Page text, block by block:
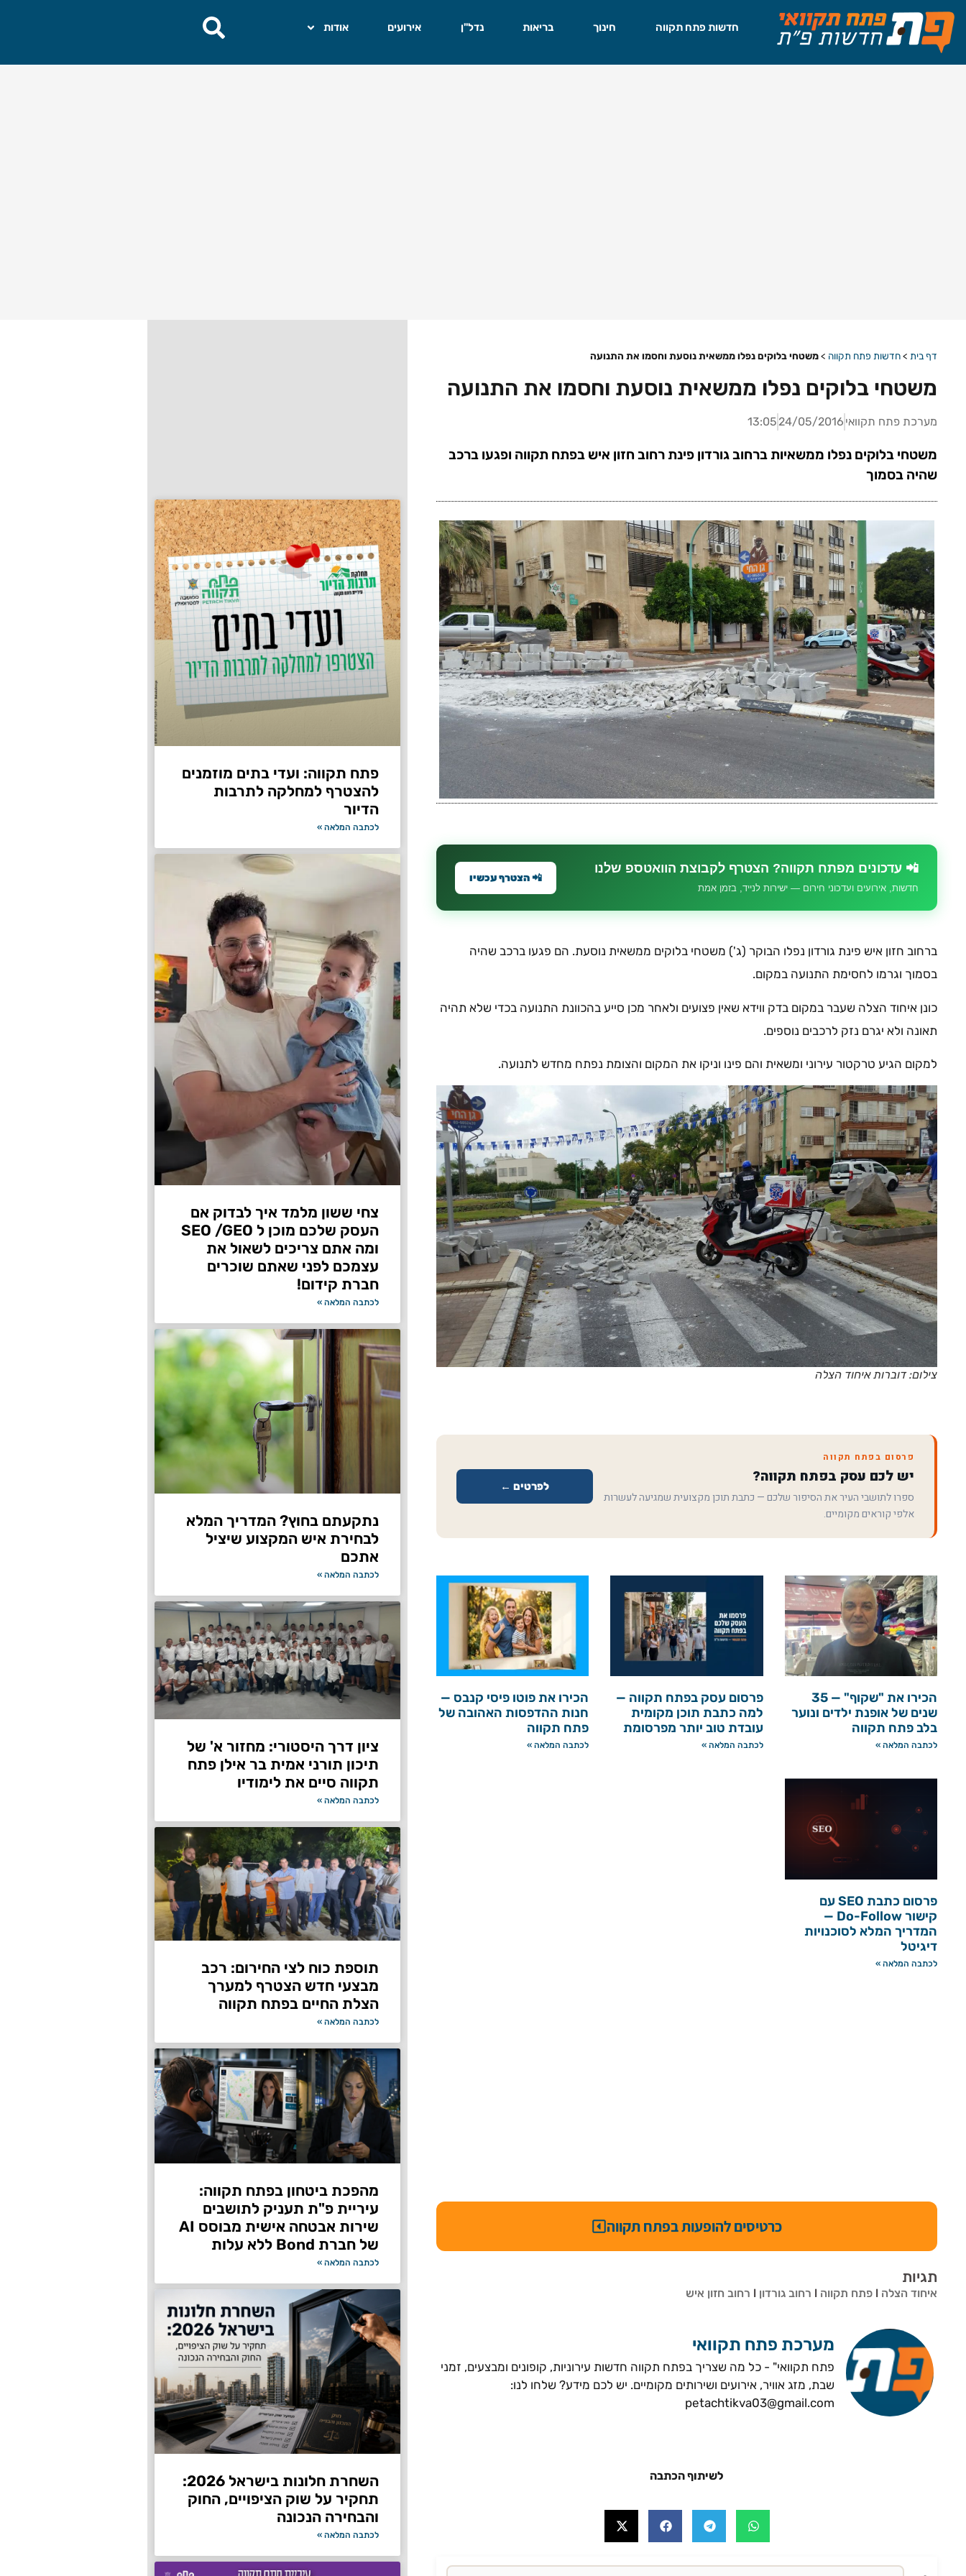
חדשות פתח תקווה חינוך בריאות נדל"ן אירועים אודות
דף בית >חדשות פתח תקווה >משטחי בלוקים נפלו ממשאית נוסעת וחסמו את התנועה
משטחי בלוקים נפלו ממשאית נוסעת וחסמו את התנועה
מערכת פתח תקוואי 24/05/2016
13:05
משטחי בלוקים נפלו ממשאיות ברחוב גורדון פינת רחוב חזון איש בפתח תקווה ופגעו ברכב
שהיה בסמוך
📲 עדכונים מפתח תקווה? הצטרף לקבוצת הוואטספ שלנו
חדשות, אירועים ועדכוני חירום — ישירות לנייד, בזמן אמת
📲 הצטרף עכשיו
ברחוב חזון איש פינת גורדון נפלו הבוקר (ג') משטחי בלוקים ממשאית נוסעת. הם פגעו ברכב שהיה
בסמוך וגרמו לחסימת התנועה במקום.
כונן איחוד הצלה שעבר במקום בדק ווידא שאין פצועים ולאחר מכן סייע בהכוונת התנועה בכדי שלא תהיה
תאונה ולא יגרם נזק לרכבים נוספים.
למקום הגיע טרקטור עירוני ומשאית והם פינו וניקו את המקום והצומת נפתח מחדש לתנועה.
צילום: דוברות איחוד הצלה
פרסום בפתח תקווה
יש לכם עסק בפתח תקווה?
ספרו לתושבי העיר את הסיפור שלכם — כתבת תוכן מקצועית שמגיעה לעשרות
אלפי קוראים מקומיים.
לפרטים ←
הכירו את "שקוף" — 35
שנים של אופנת ילדים ונוער
בלב פתח תקווה
לכתבה המלאה »
פרסום עסק בפתח תקווה —
למה כתבת תוכן מקומית
עובדת טוב יותר מפרסומת
לכתבה המלאה »
הכירו את פוטו פיסי קנבס —
חנות ההדפסות האהובה של
פתח תקווה
לכתבה המלאה »
פרסום כתבת SEO עם
קישור Do-Follow —
המדריך המלא לסוכנויות
דיגיטל
לכתבה המלאה »
כרטיסים להופעות בפתח תקווה
תגיות
איחוד הצלה פתח תקווה רחוב גורדון רחוב חזון איש
מערכת פתח תקוואי
פתח תקוואי" - כל מה שצריך בפתח תקווה חדשות עירוניות, קופונים ומבצעים, זמני
שבת, מזג אוויר, אירועים ושירותים מקומיים. יש לכם מידע? שלחו לנו:
petachtikva03@gmail.com
לשיתוף הכתבה
פתח תקווה: ועדי בתים מוזמנים
להצטרף למחלקה לתרבות
הדיור
לכתבה המלאה »
צחי ששון מלמד איך לבדוק אם
העסק שלכם מוכן ל SEO /GEO
ומה אתם צריכים לשאול את
עצמכם לפני שאתם שוכרים
חברת קידום!
לכתבה המלאה »
נתקעתם בחוץ? המדריך המלא
לבחירת איש המקצוע שיציל
אתכם
לכתבה המלאה »
ציון דרך היסטורי: מחזור א' של
תיכון תורני אמית בר אילן פתח
תקווה סיים את לימודיו
לכתבה המלאה »
תוספת כוח לצי החירום: רכב
מבצעי חדש הצטרף למערך
הצלת החיים בפתח תקווה
לכתבה המלאה »
מהפכת ביטחון בפתח תקווה:
עיריית פ"ת תעניק לתושבים
שירות אבטחה אישית מבוסס AI
של חברת Bond ללא עלות
לכתבה המלאה »
השחרת חלונות בישראל 2026:
תחקיר על שוק הציפויים, החוק
והבחירה הנכונה
לכתבה המלאה »